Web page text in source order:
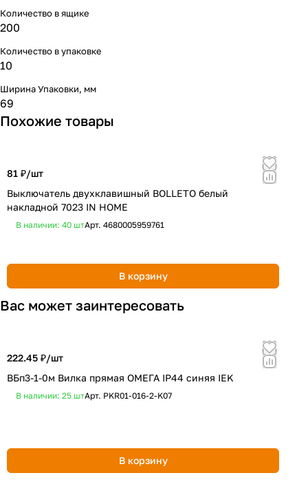
Количество в ящике
200
Количество в упаковке
10
Ширина Упаковки, мм
69
Похожие товары
81 ₽/шт
Выключатель двухклавишный BOLLETO белый
накладной 7023 IN HOME
В наличии: 40 штАрт. 4680005959761
В корзину
Вас может заинтересовать
222.45 ₽/шт
ВБп3-1-0м Вилка прямая ОМЕГА IP44 синяя IEK
В наличии: 25 штАрт. PKR01-016-2-K07
В корзину